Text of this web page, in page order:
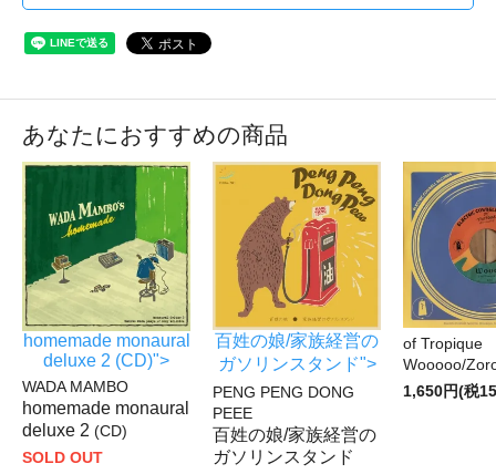
あなたにおすすめの商品
homemade monaural
deluxe 2 (CD)">
WADA MAMBO
homemade monaural
deluxe 2 (CD)
SOLD OUT
百姓の娘/家族経営の
ガソリンスタンド">
PENG PENG DONG
PEEE
百姓の娘/家族経営の
ガソリンスタンド
of Tropique
Wooooo/
1,650円(税